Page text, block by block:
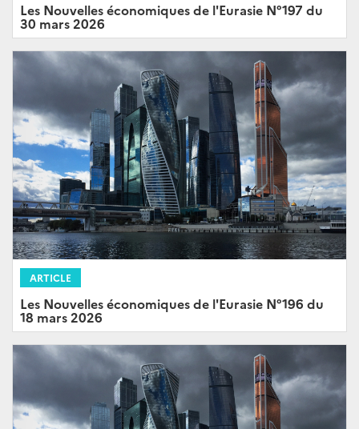
Les Nouvelles économiques de l'Eurasie N°197 du
30 mars 2026
ARTICLE
Les Nouvelles économiques de l'Eurasie N°196 du
18 mars 2026